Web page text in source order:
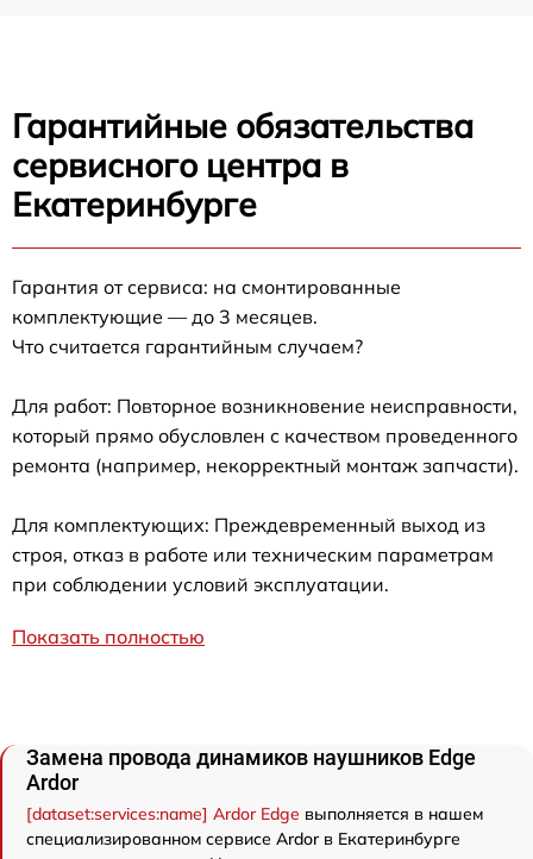
Гарантийные обязательства
сервисного центра в
Екатеринбурге
Гарантия от сервиса: на смонтированные
комплектующие — до 3 месяцев.
Что считается гарантийным случаем?
Для работ: Повторное возникновение неисправности,
который прямо обусловлен с качеством проведенного
ремонта (например, некорректный монтаж запчасти).
Для комплектующих: Преждевременный выход из
строя, отказ в работе или техническим параметрам
при соблюдении условий эксплуатации.
Показать полностью
Замена провода динамиков наушников Edge
Ardor
[dataset:services:name] Ardor Edge выполняется в нашем
специализированном сервисе Ardor в Екатеринбурге